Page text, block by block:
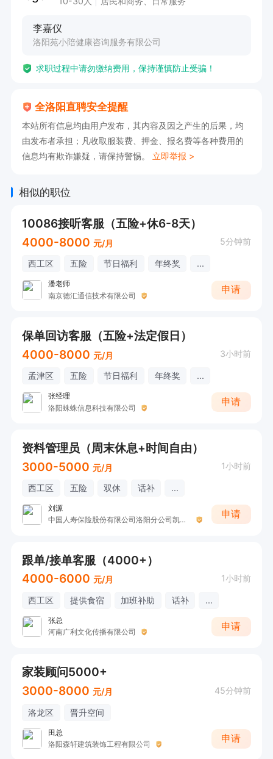
需要有较强的沟通能力和较强的应变能力，能与患
医过程中出现的各种突发情况。
李嘉仪
洛阳苑小陪健康咨询服务有限公司
求职过程中请勿缴纳费用，保持谨慎防止受骗！
全洛阳直聘安全提醒
本站所有信息均由用户发布，其内容及因之产生的后果，均
由发布者承担；凡收取服装费、押金、报名费等各种费用的
信息均有欺诈嫌疑，请保持警惕。 立即举报 >
相似的职位
10086接听客服（五险+休6-8天）
4000-8000 元/月 5分钟前
西工区 五险 节日福利 年终奖 ...
潘老师
南京德汇通信技术有限公司
申请
保单回访客服（五险+法定假日）
4000-8000 元/月 3小时前
孟津区 五险 节日福利 年终奖 ...
张经理
洛阳蛛蛛信息科技有限公司
申请
资料管理员（周末休息+时间自由）
3000-5000 元/月 1小时前
西工区 五险 双休 话补 ...
刘源
中国人寿保险股份有限公司洛阳分公司凯旋营销服务部收展二部
申请
跟单/接单客服（4000+）
4000-6000 元/月 1小时前
西工区 提供食宿 加班补助 话补 ...
张总
河南广利文化传播有限公司
申请
家装顾问5000+
3000-8000 元/月 45分钟前
洛龙区 晋升空间
田总
洛阳森轩建筑装饰工程有限公司
申请